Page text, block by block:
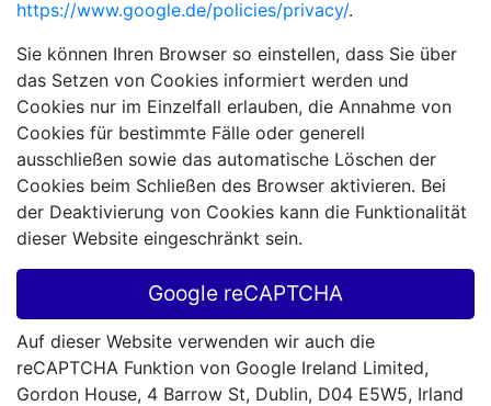
https://www.google.de/policies/privacy/.
Sie können Ihren Browser so einstellen, dass Sie über
das Setzen von Cookies informiert werden und
Cookies nur im Einzelfall erlauben, die Annahme von
Cookies für bestimmte Fälle oder generell
ausschließen sowie das automatische Löschen der
Cookies beim Schließen des Browser aktivieren. Bei
der Deaktivierung von Cookies kann die Funktionalität
dieser Website eingeschränkt sein.
Google reCAPTCHA
Auf dieser Website verwenden wir auch die
reCAPTCHA Funktion von Google Ireland Limited,
Gordon House, 4 Barrow St, Dublin, D04 E5W5, Irland